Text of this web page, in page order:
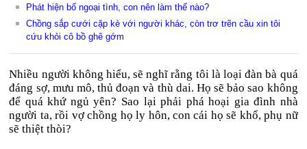
Phát hiện bố ngoại tình, con nên làm thế nào?
Chồng sắp cưới cặp kè với người khác, còn trơ trẽn cầu xin tôi
cứu khỏi cô bồ ghê gớm
Nhiều người không hiểu, sẽ nghĩ rằng tôi là loại đàn bà quá
đáng sợ, mưu mô, thủ đoạn và thù dai. Họ sẽ bảo sao không
để quá khứ ngủ yên? Sao lại phải phá hoại gia đình nhà
người ta, rồi vợ chồng họ ly hôn, con cái họ sẽ khổ, phụ nữ
sẽ thiệt thòi?